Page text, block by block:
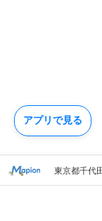
東京都千代
アプリで見る